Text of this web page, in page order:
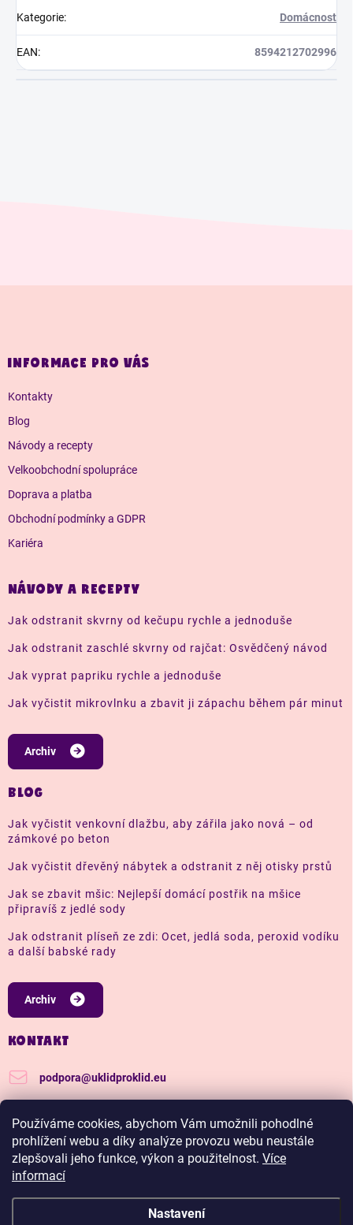
Používáme cookies, abychom Vám umožnili pohodlné
prohlížení webu a díky analýze provozu webu neustále
zlepšovali jeho funkce, výkon a použitelnost. Více
informací
Nastavení
Kategorie: Domácnost
EAN: 8594212702996
a INFORMACE PRO VÁS
Kontakty
Blog
Návody a recepty
Velkoobchodní spolupráce
Doprava a platba
Obchodní podmínky a GDPR
Kariéra
NÁVODY A RECEPTY
Jak odstranit skvrny od kečupu rychle a jednoduše
Jak odstranit zaschlé skvrny od rajčat: Osvědčený návod
Jak vyprat papriku rychle a jednoduše
Jak vyčistit mikrovlnku a zbavit ji zápachu během pár minut
Archiv
BLOG
Jak vyčistit venkovní dlažbu, aby zářila jako nová – od
zámkové po beton
Jak vyčistit dřevěný nábytek a odstranit z něj otisky prstů
Jak se zbavit mšic: Nejlepší domácí postřik na mšice
připravíš z jedlé sody
Jak odstranit plíseň ze zdi: Ocet, jedlá soda, peroxid vodíku
a další babské rady
Archiv
KONTAKT
podpora@uklidproklid.eu
Další tipy a triky, jak na úklid pro klid
uklidproklid/